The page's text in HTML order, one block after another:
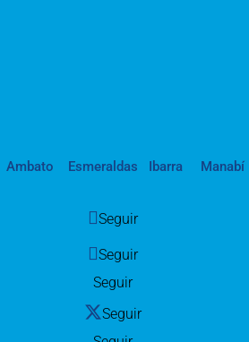
Ambato Esmeraldas Ibarra Manabí
Seguir
Seguir
Seguir
Seguir